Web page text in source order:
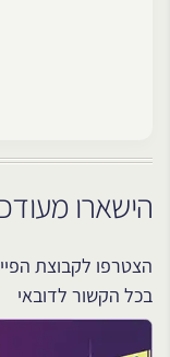
הישארו
הצטרפו לקבוצת
בכל הקשור לדובאי